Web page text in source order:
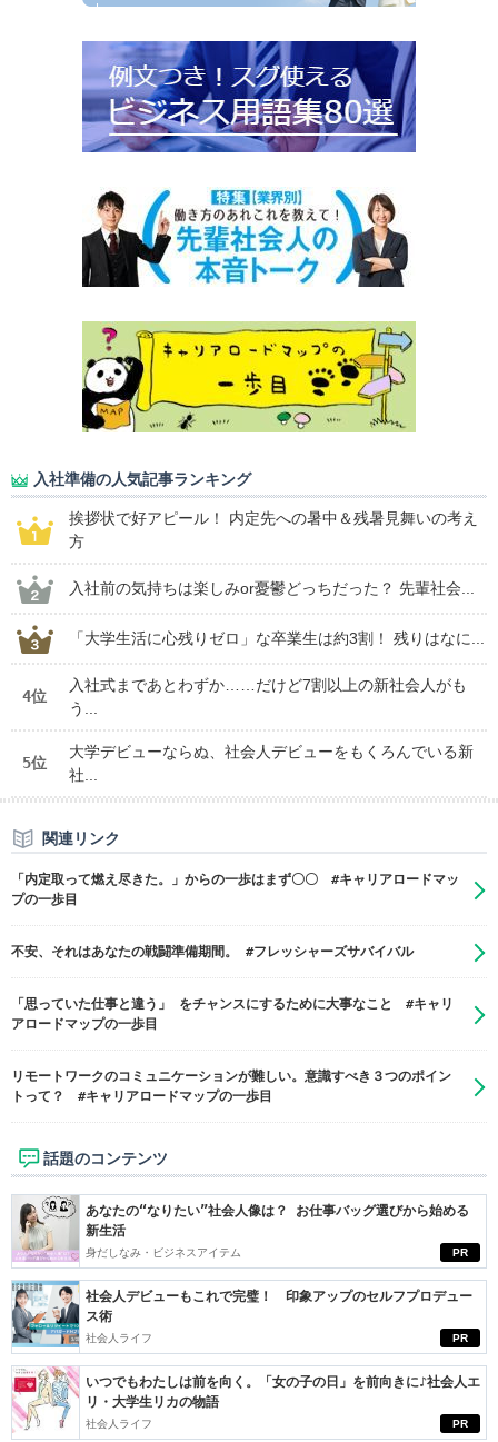
入社準備の人気記事ランキング
挨拶状で好アピール！ 内定先への暑中＆残暑見舞いの考え
方
入社前の気持ちは楽しみor憂鬱どっちだった？ 先輩社会...
「大学生活に心残りゼロ」な卒業生は約3割！ 残りはなに...
4位
入社式まであとわずか……だけど7割以上の新社会人がも
う...
5位
大学デビューならぬ、社会人デビューをもくろんでいる新
社...
関連リンク
「内定取って燃え尽きた。」からの一歩はまず〇〇 #キャリアロードマッ
プの一歩目
不安、それはあなたの戦闘準備期間。 #フレッシャーズサバイバル
「思っていた仕事と違う」 をチャンスにするために大事なこと #キャリ
アロードマップの一歩目
リモートワークのコミュニケーションが難しい。意識すべき３つのポイン
トって？ #キャリアロードマップの一歩目
話題のコンテンツ
PR
あなたの“なりたい”社会人像は？ お仕事バッグ選びから始める
新生活
身だしなみ・ビジネスアイテム
PR
社会人デビューもこれで完璧！ 印象アップのセルフプロデュー
ス術
社会人ライフ
PR
いつでもわたしは前を向く。「女の子の日」を前向きに♪社会人エ
リ・大学生リカの物語
社会人ライフ